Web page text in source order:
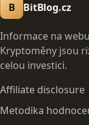
B BitBlog.cz
Informace na
Kryptoměny jsou
celou investici.
Affiliate disclosure
Metodika